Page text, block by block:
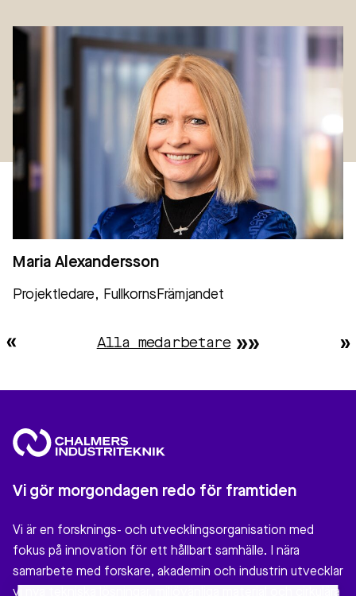
Maria Alexandersson
Projektledare, FullkornsFrämjandet
Alla medarbetare
Vi gör morgondagen redo för framtiden
Vi är en forsknings- och utvecklingsorganisation med
fokus på innovation för ett hållbart samhälle. I nära
samarbete med forskare, akademin och industrin utvecklar
vi nya tekniska lösningar, miljövänliga material och cirkulära